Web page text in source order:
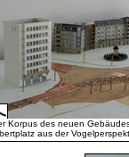
Korpus des neuen
aus der